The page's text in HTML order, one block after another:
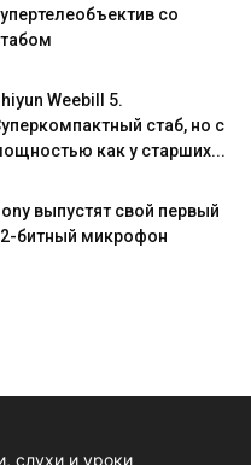
со
Weebill 5.
стаб, но с
как у старших...
выпустят свой первый
битный микрофон